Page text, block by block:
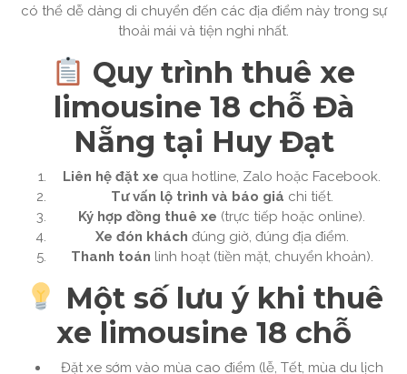
có thể dễ dàng di chuyển đến các địa điểm này trong sự
thoải mái và tiện nghi nhất.
Quy trình thuê xe
limousine 18 chỗ Đà
Nẵng tại Huy Đạt
Liên hệ đặt xe qua hotline, Zalo hoặc Facebook.
Tư vấn lộ trình và báo giá chi tiết.
Ký hợp đồng thuê xe (trực tiếp hoặc online).
Xe đón khách đúng giờ, đúng địa điểm.
Thanh toán linh hoạt (tiền mặt, chuyển khoản).
Một số lưu ý khi thuê
xe limousine 18 chỗ
Đặt xe sớm vào mùa cao điểm (lễ, Tết, mùa du lịch